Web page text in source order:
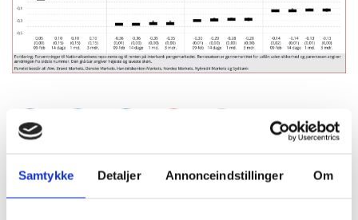
Samtykke Detaljer Annonceindstillinger Om